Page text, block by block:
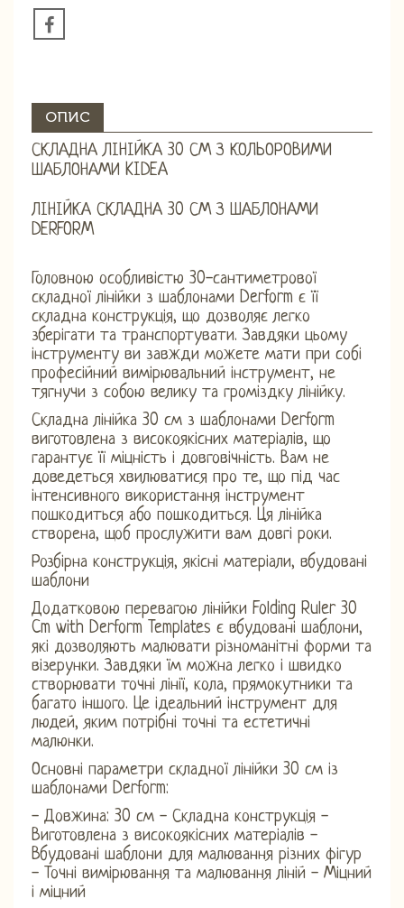
ОПИС
СКЛАДНА ЛІНІЙКА 30 СМ З КОЛЬОРОВИМИ
ШАБЛОНАМИ KIDEA
ЛІНІЙКА СКЛАДНА 30 СМ З ШАБЛОНАМИ
DERFORM
Головною особливістю 30-сантиметрової
складної лінійки з шаблонами Derform є її
складна конструкція, що дозволяє легко
зберігати та транспортувати. Завдяки цьому
інструменту ви завжди можете мати при собі
професійний вимірювальний інструмент, не
тягнучи з собою велику та громіздку лінійку.
Складна лінійка 30 см з шаблонами Derform
виготовлена ​​з високоякісних матеріалів, що
гарантує її міцність і довговічність. Вам не
доведеться хвилюватися про те, що під час
інтенсивного використання інструмент
пошкодиться або пошкодиться. Ця лінійка
створена, щоб прослужити вам довгі роки.
Розбірна конструкція, якісні матеріали, вбудовані
шаблони
Додатковою перевагою лінійки Folding Ruler 30
Cm with Derform Templates є вбудовані шаблони,
які дозволяють малювати різноманітні форми та
візерунки. Завдяки їм можна легко і швидко
створювати точні лінії, кола, прямокутники та
багато іншого. Це ідеальний інструмент для
людей, яким потрібні точні та естетичні
малюнки.
Основні параметри складної лінійки 30 см із
шаблонами Derform:
- Довжина: 30 см - Складна конструкція -
Виготовлена ​​з високоякісних матеріалів -
Вбудовані шаблони для малювання різних фігур
- Точні вимірювання та малювання ліній - Міцний
і міцний